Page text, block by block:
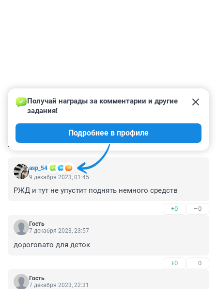
КОММЕНТАРИИ 102
asp_54
Получай награды за комментарии и другие
задания!
Подробнее в профиле
9 декабря 2023, 01:45
РЖД и тут не упустит поднять немного средств
+0 –0
Гость
7 декабря 2023, 23:57
дороговато для деток
+0 –0
Гость
7 декабря 2023, 22:31